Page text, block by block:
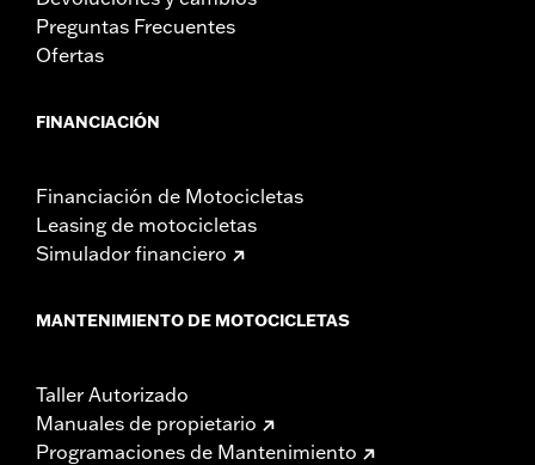
Preguntas Frecuentes
Ofertas
FINANCIACIÓN
Financiación de Motocicletas
Leasing de motocicletas
Simulador financiero
MANTENIMIENTO DE MOTOCICLETAS
Taller Autorizado
Manuales de propietario
Programaciones de Mantenimiento